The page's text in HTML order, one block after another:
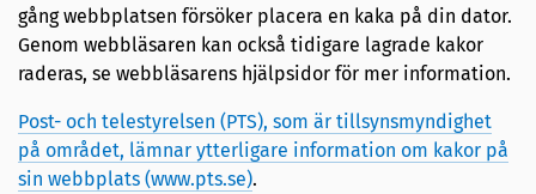
gång webbplatsen försöker placera en kaka på din dator.
Genom webbläsaren kan också tidigare lagrade kakor
raderas, se webbläsarens hjälpsidor för mer information.
Post- och telestyrelsen (PTS), som är tillsynsmyndighet
på området, lämnar ytterligare information om kakor på
sin webbplats (www.pts.se).